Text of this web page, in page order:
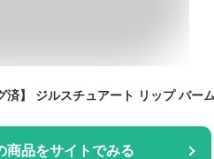
商品をサイトでみる